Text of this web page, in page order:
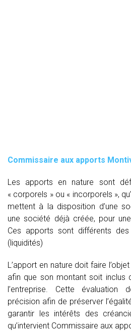
Commissaire aux apports
Les apports en nature sont
« corporels » ou « incorporels »,
mettent à la disposition d’une
une société déjà créée, pour
Ces apports sont différents
(liquidités)
L’apport en nature doit faire
afin que son montant soit inclus
l’entreprise. Cette
précision afin de préserver
garantir les intérêts des
qu’intervient Commissaire aux